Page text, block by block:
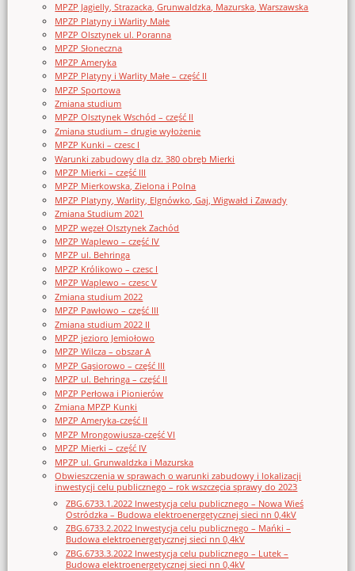
MPZP Jagielly, Strazacka, Grunwaldzka, Mazurska, Warszawska
MPZP Platyny i Warlity Małe
MPZP Olsztynek ul. Poranna
MPZP Słoneczna
MPZP Ameryka
MPZP Platyny i Warlity Małe – część II
MPZP Sportowa
Zmiana studium
MPZP Olsztynek Wschód – część II
Zmiana studium – drugie wyłożenie
MPZP Kunki – czesc I
Warunki zabudowy dla dz. 380 obręb Mierki
MPZP Mierki – część III
MPZP Mierkowska, Zielona i Polna
MPZP Platyny, Warlity, Elgnówko, Gaj, Wigwałd i Zawady
Zmiana Studium 2021
MPZP węzeł Olsztynek Zachód
MPZP Waplewo – część IV
MPZP ul. Behringa
MPZP Królikowo – czesc I
MPZP Waplewo – czesc V
Zmiana studium 2022
MPZP Pawłowo – część III
Zmiana studium 2022 II
MPZP jezioro Jemiołowo
MPZP Wilcza – obszar A
MPZP Gąsiorowo – część III
MPZP ul. Behringa – część II
MPZP Perłowa i Pionierów
Zmiana MPZP Kunki
MPZP Ameryka-część II
MPZP Mrongowiusza-część VI
MPZP Mierki – część IV
MPZP ul. Grunwaldzka i Mazurska
Obwieszczenia w sprawach o warunki zabudowy i lokalizacji
inwestycji celu publicznego – rok wszczęcia sprawy do 2023
ZBG.6733.1.2022 Inwestycja celu publicznego – Nowa Wieś
Ostródzka – Budowa elektroenergetycznej sieci nn 0,4kV
ZBG.6733.2.2022 Inwestycja celu publicznego – Mańki –
Budowa elektroenergetycznej sieci nn 0,4kV
ZBG.6733.3.2022 Inwestycja celu publicznego – Lutek –
Budowa elektroenergetycznej sieci nn 0,4kV